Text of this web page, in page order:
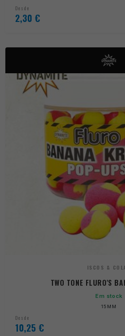
Desde
2,30 €
ISCOS &
TWO TONE FLURO'S
Em stock
15MM
Desde
10,25 €